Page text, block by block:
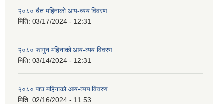
२०८० चैत महिनाको आय-व्यय विवरण
मिति: 03/17/2024 - 12:31
२०८० फागुन महिनाको आय-व्यय विवरण
मिति: 03/14/2024 - 12:31
२०८० माघ महिनाको आय-व्यय विवरण
मिति: 02/16/2024 - 11:53